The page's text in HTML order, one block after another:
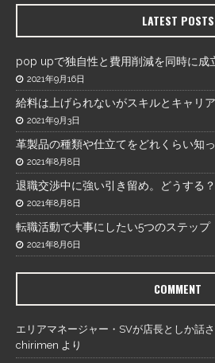
LATEST POSTS
pop upで独自性と費用削減を同時に成
2021年9月16日
給料は上げられないがスキルとキャリア
2021年9月3日
革製品の種類や仕立てをどれくらい知
2021年8月8日
退職交渉中に強い引き留め。どうする？
2021年8月8日
転職活動で大事にしたい5つのステップ
2021年8月6日
COMMENT
エリアマネージャー・SVが店長としか話
chirimen より